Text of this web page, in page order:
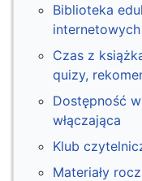
Biblioteka
internetowych
Czas z
quizy,
Dostępność
włączająca
Klub
Materiały